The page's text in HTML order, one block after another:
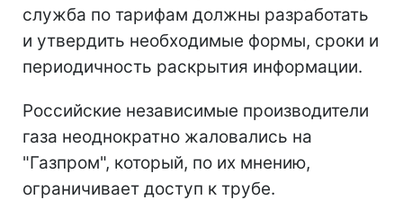
служба по тарифам должны разработать
и утвердить необходимые формы, сроки и
периодичность раскрытия информации.
Российские независимые производители
газа неоднократно жаловались на
"Газпром", который, по их мнению,
ограничивает доступ к трубе.